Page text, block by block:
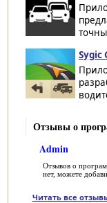
Sygic
Отзывы о
Admin
Отзывов о
нет, можете
Читать все